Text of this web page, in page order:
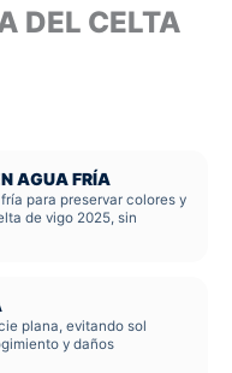
DEL CELTA
AGUA FRÍA
para preservar colores y
de vigo 2025, sin
plana, evitando sol
y daños